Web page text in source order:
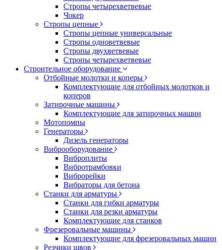
Стропы четырехветвевые
Чокер
Стропы цепные
Стропы цепные универсальные
Стропы одноветвевые
Стропы двухветвевые
Стропы четырехветвевые
Строительное оборудование
Отбойные молотки и коперы
Комплектующие для отбойных молотков и
коперов
Затирочные машины
Комплектующие для затирочных машин
Мотопомпы
Генераторы
Дизель генераторы
Виброоборудование
Виброплиты
Вибротрамбовки
Виброрейки
Вибраторы для бетона
Станки для арматуры
Станки для гибки арматуры
Станки для резки арматуры
Комплектующие для станков
Фрезеровальные машины
Комплектующие для фрезеровальных машин
Резчики швов